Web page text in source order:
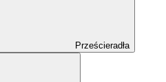
Prześcieradła